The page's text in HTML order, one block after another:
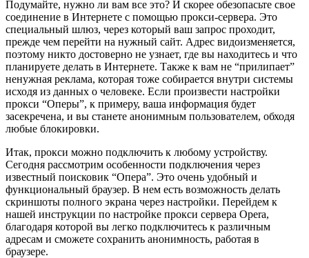
Подумайте, нужно ли вам все это? И скорее обезопасьте свое
соединение в Интернете с помощью прокси-сервера. Это
специальный шлюз, через который ваш запрос проходит,
прежде чем перейти на нужный сайт. Адрес видоизменяется,
поэтому никто достоверно не узнает, где вы находитесь и что
планируете делать в Интернете. Также к вам не “прилипает”
ненужная реклама, которая тоже собирается внутри системы
исходя из данных о человеке. Если произвести настройки
прокси “Оперы”, к примеру, ваша информация будет
засекречена, и вы станете анонимным пользователем, обходя
любые блокировки.
Итак, прокси можно подключить к любому устройству.
Сегодня рассмотрим особенности подключения через
известный поисковик “Опера”. Это очень удобный и
функциональный браузер. В нем есть возможность делать
скриншоты полного экрана через настройки. Перейдем к
нашей инструкции по настройке прокси сервера Opera,
благодаря которой вы легко подключитесь к различным
адресам и сможете сохранить анонимность, работая в
браузере.